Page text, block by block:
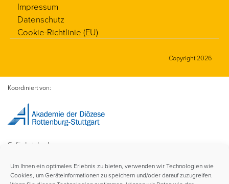
Um Ihnen ein optimales Erlebnis zu bieten, verwenden wir Technologien wie
Cookies, um Geräteinformationen zu speichern und/oder darauf zuzugreifen.
Impressum
Datenschutz
Cookie-Richtlinie (EU)
Copyright 2026
Koordiniert von:
Gefördert durch: